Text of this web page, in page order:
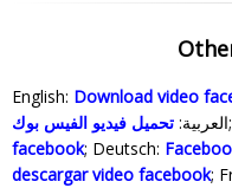
English: Download video
العربية: تحميل فيديو الفيس بوك
facebook; Deutsch:
descargar video facebook;